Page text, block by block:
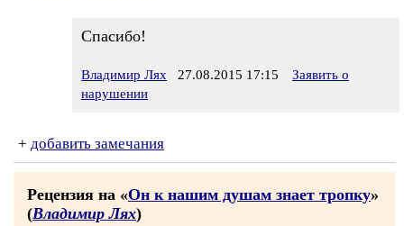
Спасибо!
Владимир Лях 27.08.2015 17:15
Заявить о
нарушении
+ добавить замечания
Рецензия на «Он к нашим душам знает тропку»
(Владимир Лях)